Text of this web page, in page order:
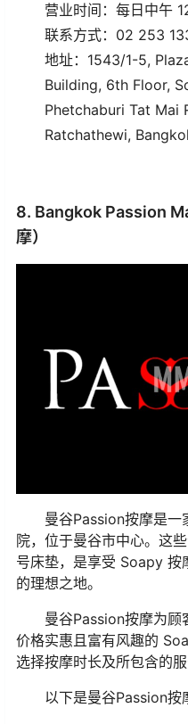
营业时间：每日中午
联系方式：02 253
地址：1543/1-5,
Building, 6th Floor,
Phetchaburi Tat Mai
Ratchathewi,
8. Bangkok Passion
摩）
曼谷Passion按摩是一
院，位于曼谷市中心。这
号床垫，是享受 Soapy 按
的理想之地。
曼谷Passion按摩为顾
价格实惠且富有风趣的
选择按摩时长及所包含的服
以下是曼谷Passion按